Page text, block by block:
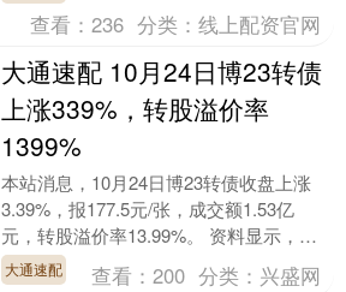
查看：236 分类：线上配资官网
大通速配 10月24日博23转债
上涨339%，转股溢价率
1399%
本站消息，10月24日博23转债收盘上涨
3.39%，报177.5元/张，成交额1.53亿
元，转股溢价率13.99%。 资料显示，博
23转债信用级别为“AA”，债....
大通速配 查看：200 分类： 兴盛网